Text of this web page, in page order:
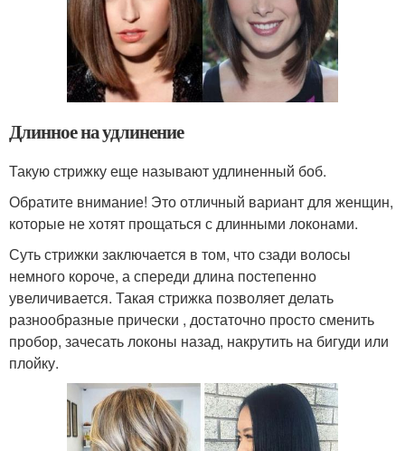
Длинное на удлинение
Такую стрижку еще называют удлиненный боб.
Обратите внимание! Это отличный вариант для женщин,
которые не хотят прощаться с длинными локонами.
Суть стрижки заключается в том, что сзади волосы
немного короче, а спереди длина постепенно
увеличивается. Такая стрижка позволяет делать
разнообразные прически , достаточно просто сменить
пробор, зачесать локоны назад, накрутить на бигуди или
плойку.